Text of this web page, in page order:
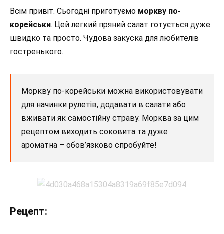
Всім привіт. Сьогодні приготуємо моркву по-
корейськи. Цей легкий пряний салат готується дуже
швидко та просто. Чудова закуска для любителів
гостренького.
Моркву по-корейськи можна використовувати
для начинки рулетів, додавати в салати або
вживати як самостійну страву. Морква за цим
рецептом виходить соковита та дуже
ароматна – обов’язково спробуйте!
Рецепт: